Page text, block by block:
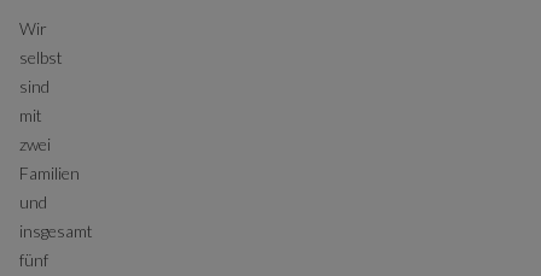
Wir
selbst
sind
mit
zwei
Familien
und
insgesamt
fünf